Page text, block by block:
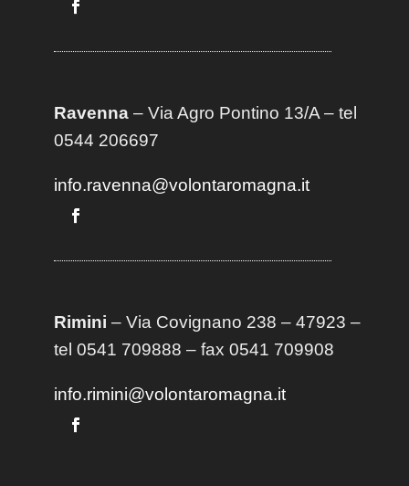
Ravenna– Via Agro Pontino 13/A– tel
0544 206697
info.ravenna@volontaromagna.it
Rimini – Via Covignano 238 – 47923 –
tel 0541 709888 – fax 0541 709908
info.rimini@volontaromagna.it